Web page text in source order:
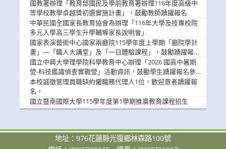
國教署辦理「教育部國民及學前教育署辦理116年度高級中
等學校教學卓越獎初選實施計畫」，鼓勵教師踴躍報名
中華民國全國家長教育協會為辦理「116年大學及技專校院
多元入學高三學生升學輔導家長說明會」
國家表演藝術中心國家兩廳院115學年度上學期「廳院學計
畫」—「職人大講堂」及「一日體驗課程」，鼓勵踴躍報名
參與。
國立中興大學理學院科學教育中心辦理「2026 國高中暑期
營-科技鑑識偵查實戰營」活動資訊，鼓勵學生踴躍報名參
加。
本校誠徵管理員職缺約僱職務代理人1位，歡迎意者踴躍報
名。
國立暨南國際大學115學年度第1學期推廣教育課程招生
地址：976花蓮縣光復鄉林森路100號